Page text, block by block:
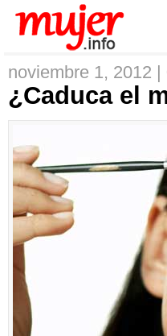
noviembre 1, 2012 |
¿Caduca el